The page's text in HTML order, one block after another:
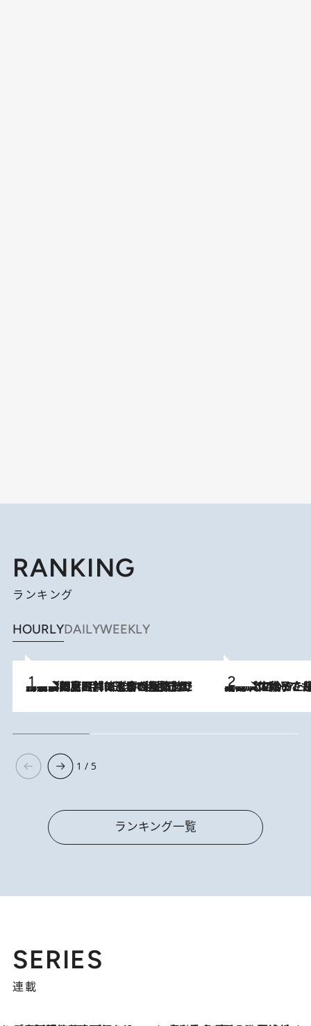
RANKING
ランキング
HOURLYDAILYWEEKLY
2026.8.8
「最後に見られてよかった」上野動物園の東園パンダ舎が解体前に特別公開。8月16日まで延長されたパネル展と共に辿る“半世紀”のパンダ飼育《解体工事の図面あり》 2026.8.5
【阿川佐和子さんの年とる力】なぜ70代で始めた趣味は“こんなに楽しい”のか？ ピアノ、俳句…スランプに陥っても続けられる“ある秘訣”とは
1 / 5
ランキング一覧
SERIES
連載